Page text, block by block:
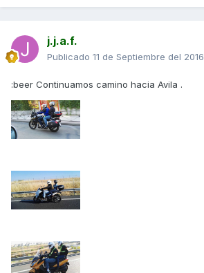
j.j.a.f.
Publicado 11 de Septiembre del 2016
:beer Continuamos camino hacia Avila .